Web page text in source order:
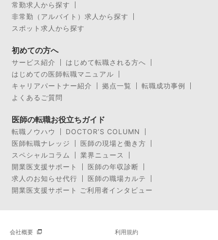
常勤求人から探す
非常勤（アルバイト）求人から探す
スポット求人から探す
初めての方へ
サービス紹介
はじめて転職される方へ
はじめての医師転職マニュアル
キャリアパートナー紹介
拠点一覧
転職成功事例
よくあるご質問
医師の転職お役立ちガイド
転職ノウハウ
DOCTOR’S COLUMN
医師転職ナレッジ
医師の現場と働き方
スペシャルコラム
業界ニュース
開業医支援サポート
医師の年収診断
求人のお知らせ代行
医師の職場カルテ
開業医支援サポート ご利用者インタビュー
会社概要 利用規約